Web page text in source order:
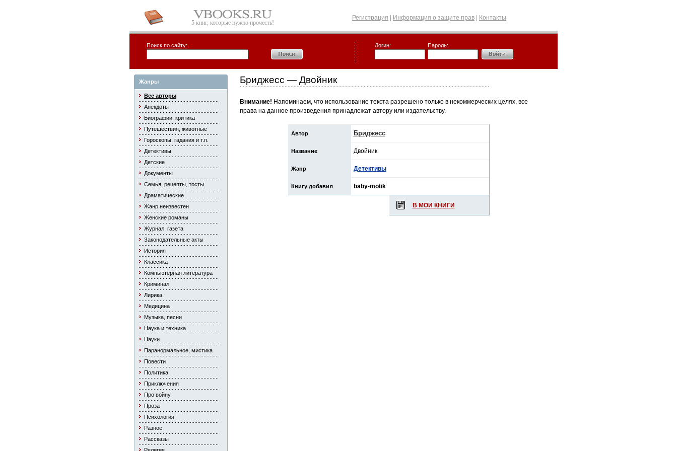
5 книг, которые нужно прочесть!
Регистрация Информация о защите прав Контакты
Поиск по сайту: Логин: Пароль:
Жанры
Все авторы
Анекдоты
Биографии, критика
Путешествия, животные
Гороскопы, гадания и т.п.
Детективы
Детские
Документы
Семья, рецепты, тосты
Драматические
Жанр неизвестен
Женские романы
Журнал, газета
Законодательные акты
История
Классика
Компьютерная литература
Криминал
Лирика
Медицина
Музыка, песни
Наука и техника
Науки
Паранормальное, мистика
Повести
Политика
Приключения
Про войну
Проза
Психология
Разное
Рассказы
Бриджесс — Двойник
Внимание! Напоминаем, что использование текста разрешено только в некоммерческих целях, все
права на данное произведения принадлежат автору или издательству.
Автор Бриджесс
Название Двойник
Жанр Детективы
Книгу добавил baby-motik
В МОИ КНИГИ